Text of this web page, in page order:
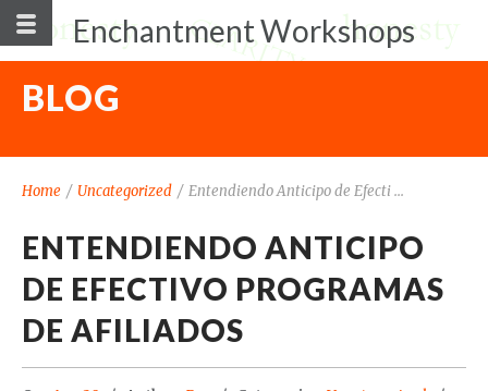
Enchantment Workshops
BLOG
Home / Uncategorized / Entendiendo Anticipo de Efecti ...
ENTENDIENDO ANTICIPO
DE EFECTIVO PROGRAMAS
DE AFILIADOS